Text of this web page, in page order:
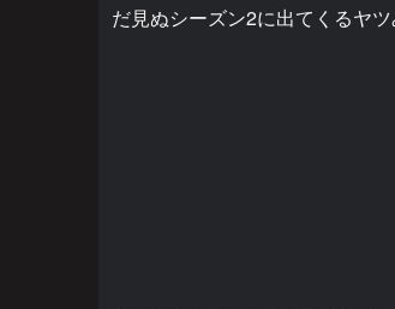
だ見ぬシーズン2に出てくるヤ